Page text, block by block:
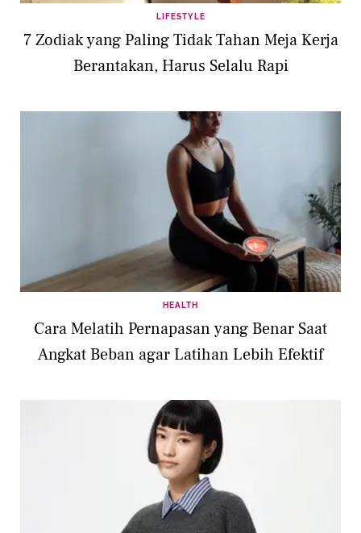
LIFESTYLE
7 Zodiak yang Paling Tidak Tahan Meja Kerja
Berantakan, Harus Selalu Rapi
HEALTH
Cara Melatih Pernapasan yang Benar Saat
Angkat Beban agar Latihan Lebih Efektif